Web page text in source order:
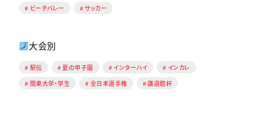
ビーチバレー
サッカー
大会別
駅伝 夏の甲子園 インターハイ
インカレ
関東大学・学生
全日本選手権 講道館杯